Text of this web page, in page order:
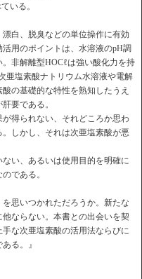
いる。
漂白、脱臭などの単位操作に有効
用のポイントは、水溶液のpH調
非解離型HOCℓは強い酸化力を持
亜塩素酸ナトリウム水溶液や電解
の基礎的な特性を熟知したうえ
要である。
得られない、それどころか思わ
しかし、それは次亜塩素酸が悪
い、あるいは使用目的を明確に
である。
思いつかれただろうか。新たな
ならない。本書との出会いを契
な次亜塩素酸の活用法ならびに
る。』